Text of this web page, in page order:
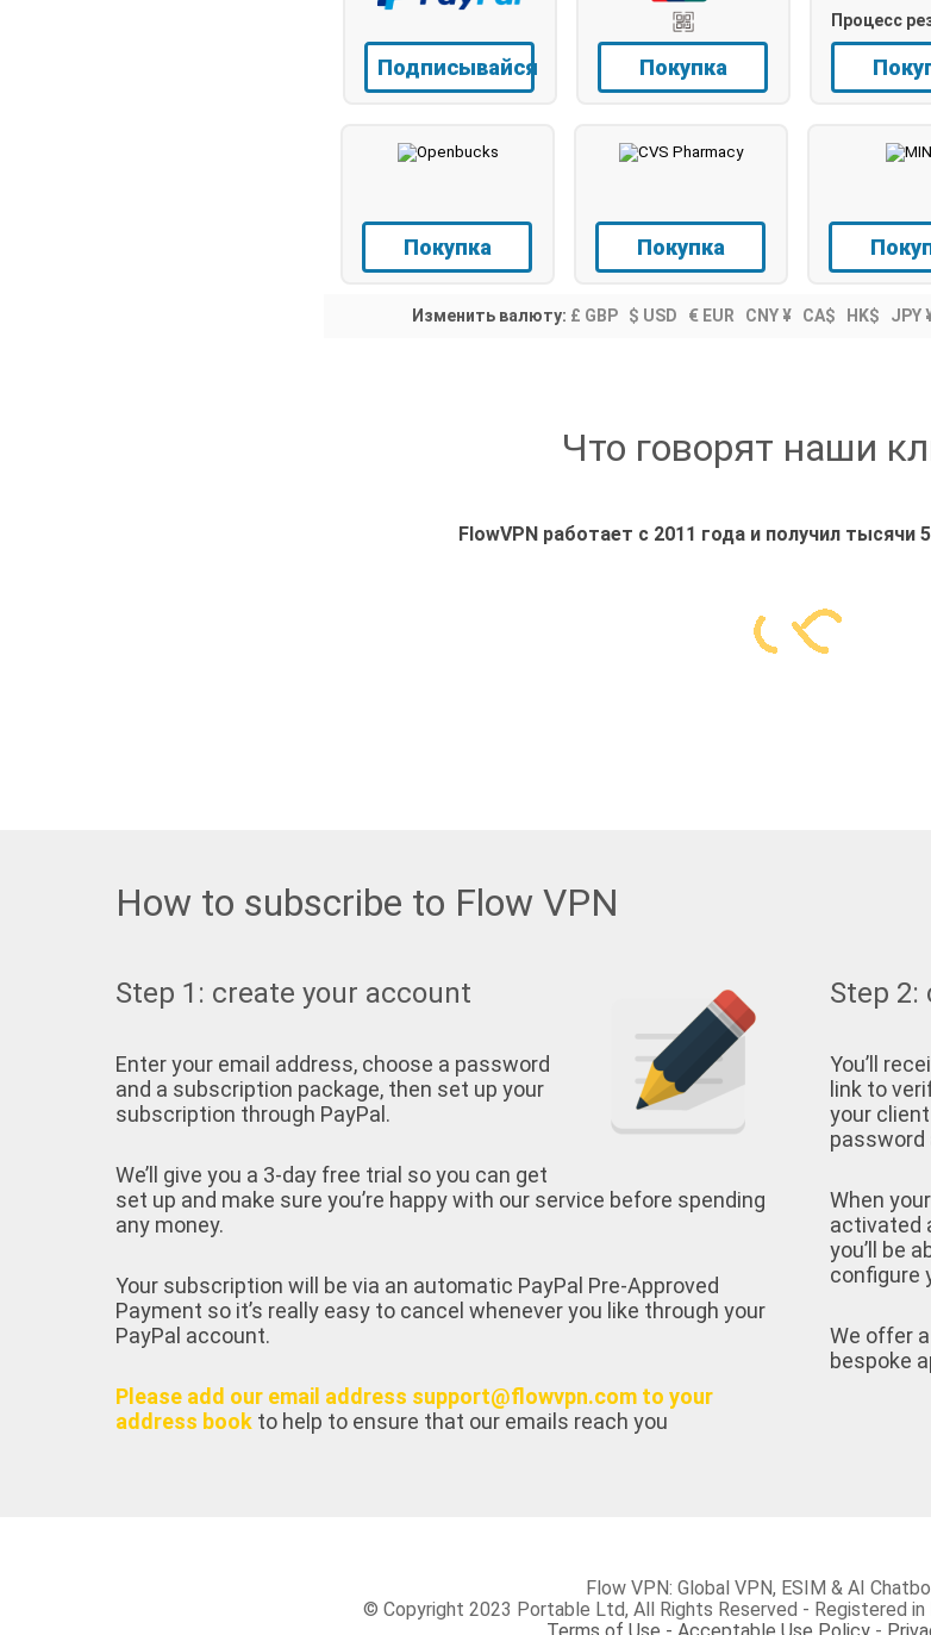
Подписывайся Покупка
Процесс
Покупка Покупка
Изменить валюту: £ GBP $ USD € EUR CNY ¥ CA$ HK$ JPY
Что говорят наши
FlowVPN работает с 2011 года и получил тысячи
How to subscribe to Flow VPN
Step 1: create your account
Enter your email address, choose a password
and a subscription package, then set up your
subscription through PayPal.
We’ll give you a 3-day free trial so you can get
set up and make sure you’re happy with our service before spending
any money.
Your subscription will be via an automatic PayPal Pre-Approved
Payment so it’s really easy to cancel whenever you like through your
PayPal account.
Please add our email address support@flowvpn.com to your
address book to help to ensure that our emails reach you
Step 2:
You’ll
link to
your client
When
activated
you’ll be
configure
We offer
bespoke
Flow VPN: Global VPN, ESIM & AI
© Copyright 2023 Portable Ltd, All Rights Reserved - Registered in